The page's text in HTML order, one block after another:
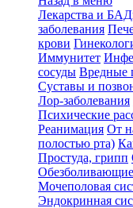
Лекарства и
заболевания
крови
Иммунитет
сосуды Вредные
Суставы и
Лор-заболевания
Психические
Реанимация От
полостью рта)
Простуда, грипп
Обезболивающие
Мочеполовая
Эндокринная